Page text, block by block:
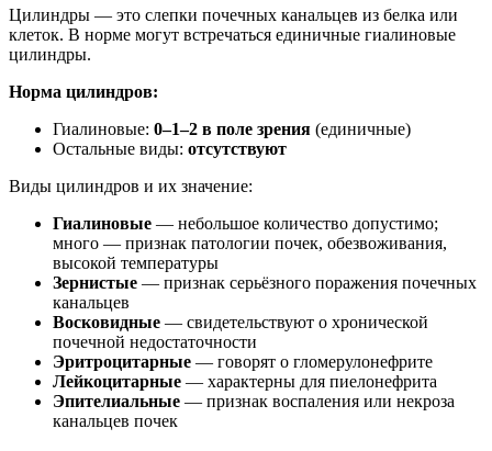
Цилиндры — это слепки почечных канальцев из белка или
клеток. В норме могут встречаться единичные гиалиновые
цилиндры.
Норма цилиндров:
Гиалиновые: 0–1–2 в поле зрения (единичные)
Остальные виды: отсутствуют
Виды цилиндров и их значение:
Гиалиновые — небольшое количество допустимо;
много — признак патологии почек, обезвоживания,
высокой температуры
Зернистые — признак серьёзного поражения почечных
канальцев
Восковидные — свидетельствуют о хронической
почечной недостаточности
Эритроцитарные — говорят о гломерулонефрите
Лейкоцитарные — характерны для пиелонефрита
Эпителиальные — признак воспаления или некроза
канальцев почек